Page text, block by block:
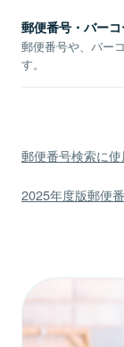
郵便番号・バー
郵便番号や、バー
す。
郵便番号検索に
2025年度版郵便